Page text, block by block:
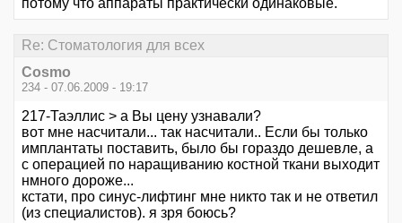
Re: Стоматология для всех
Cosmo
234 - 07.06.2009 - 19:17
217-Таэллис > а Вы цену узнавали?
вот мне насчитали... так насчитали.. Если бы только
имплантаты поставить, было бы гораздо дешевле, а
с операцией по наращиванию костной ткани выходит
нмного дороже...
кстати, про синус-лифтинг мне никто так и не ответил
(из специалистов). я зря боюсь?